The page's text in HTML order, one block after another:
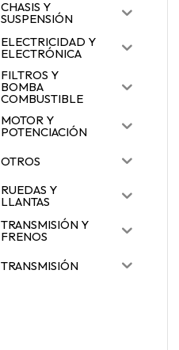
CHASIS Y
SUSPENSIÓN
ELECTRICIDAD Y
ELECTRÓNICA
FILTROS Y
BOMBA
COMBUSTIBLE
MOTOR Y
POTENCIACIÓN
OTROS
RUEDAS Y
LLANTAS
TRANSMISIÓN Y
FRENOS
TRANSMISIÓN